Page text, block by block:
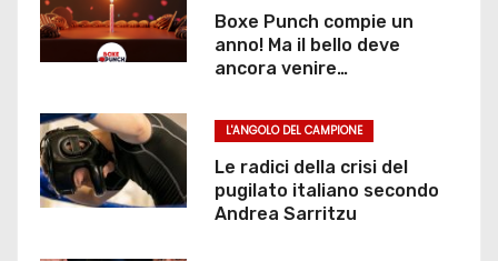
Boxe Punch compie un
anno! Ma il bello deve
ancora venire…
L'ANGOLO DEL CAMPIONE
Le radici della crisi del
pugilato italiano secondo
Andrea Sarritzu